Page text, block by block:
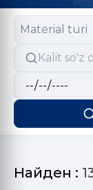
Material turi
Найден :